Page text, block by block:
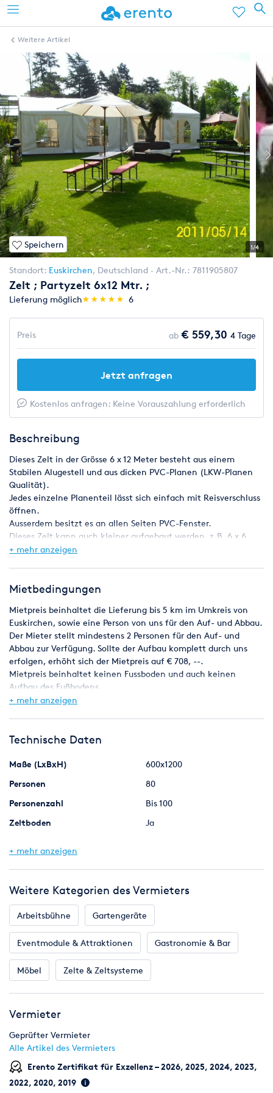
Weitere Artikel
Speichern 1/4
Standort: Euskirchen, Deutschland Art.-Nr.: 7811905807
Zelt ; Partyzelt 6x12 Mtr. ;
Lieferung möglich(*)
★
★
(*)★
★
(*) ★
★
(*) ★
★
(*) ★
★ 6
Preis ab € 559,30 4 Tage
Jetzt anfragen
Kostenlos anfragen: Keine Vorauszahlung erforderlich
Beschreibung
Dieses Zelt in der Grösse 6 x 12 Meter besteht aus einem
Stabilen Alugestell und aus dicken PVC-Planen (LKW-Planen
Qualität).
Jedes einzelne Planenteil lässt sich einfach mit Reisverschluss
öffnen.
Ausserdem besitzt es an allen Seiten PVC-Fenster.
Dieses Zelt kann auch kleiner aufgebaut werden. z.B. 6 x 6
Mtr. oder
Wunsch ebenfalls zur Verfügung. Dieser ist in diesem Preis
+ mehr anzeigen
Mietbedingungen
Mietpreis beinhaltet die Lieferung bis 5 km im Umkreis von
Euskirchen, sowie eine Person von uns für den Auf- und Abbau.
Der Mieter stellt mindestens 2 Personen für den Auf- und
Abbau zur Verfügung. Sollte der Aufbau komplett durch uns
erfolgen, erhöht sich der Mietpreis auf € 708, --.
Mietpreis beinhaltet keinen Fussboden und auch keinen
Aufbau des Fußbodens.
+ mehr anzeigen
Technische Daten
Maße (LxBxH)
600x1200
Personen
80
Personenzahl
Bis 100
Zeltboden
Ja
+ mehr anzeigen
Weitere Kategorien des Vermieters
Arbeitsbühne Gartengeräte
Eventmodule & Attraktionen Gastronomie & Bar
Möbel Zelte & Zeltsysteme
Vermieter
Geprüfter Vermieter
Alle Artikel des Vermieters
Erento Zertifikat für Exzellenz – 2026, 2025, 2024, 2023,
2022, 2020, 2019